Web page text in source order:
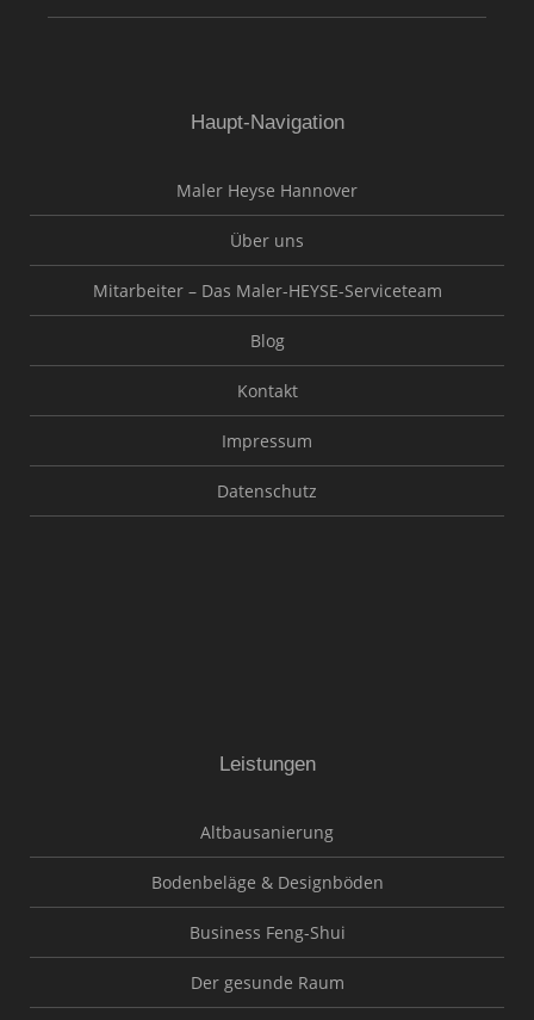
Haupt-Navigation
Maler Heyse Hannover
Über uns
Mitarbeiter – Das Maler-HEYSE-Serviceteam
Blog
Kontakt
Impressum
Datenschutz
Leistungen
Altbausanierung
Bodenbeläge & Designböden
Business Feng-Shui
Der gesunde Raum